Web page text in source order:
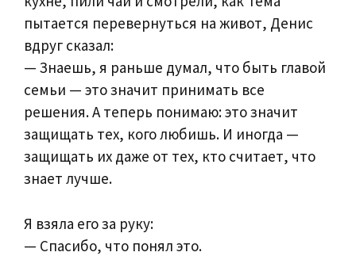
пытается перевернуться на живот, Денис
вдруг сказал:
— Знаешь, я раньше думал, что быть главой
семьи — это значит принимать все
решения. А теперь понимаю: это значит
защищать тех, кого любишь. И иногда —
защищать их даже от тех, кто считает, что
знает лучше.
Я взяла его за руку:
— Спасибо, что понял это.